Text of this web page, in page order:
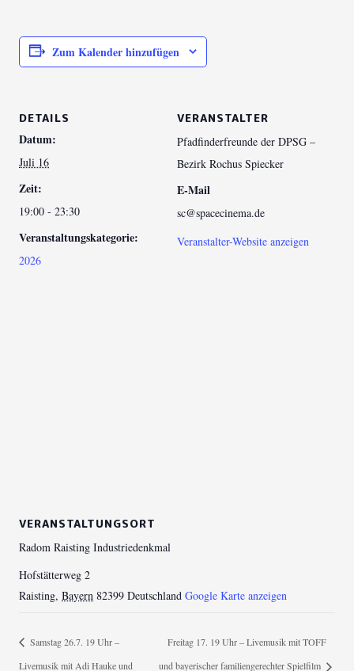
Zum Kalender hinzufügen
DETAILS
Datum:
Juli 16
Zeit:
19:00 - 23:30
Veranstaltungskategorie:
2026
VERANSTALTER
Pfadfinderfreunde der DPSG –
Bezirk Rochus Spiecker
E-Mail
sc@spacecinema.de
Veranstalter-Website anzeigen
VERANSTALTUNGSORT
Radom Raisting Industriedenkmal
Hofstätterweg 2
Raisting, Bayern 82399 Deutschland Google Karte anzeigen
Samstag 26.7. 19 Uhr –
Livemusik mit Adi Hauke und
Freitag 17. 19 Uhr – Livemusik mit TOFF
und bayerischer familiengerechter Spielfilm